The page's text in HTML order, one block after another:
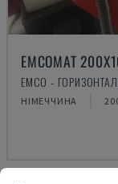
EMCOMAT
EMCO -
НІМЕЧЧИНА